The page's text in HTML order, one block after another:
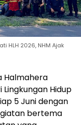
HLH 2026, NHM Ajak
Halmahera
Hidup
5 Juni dengan
bertema